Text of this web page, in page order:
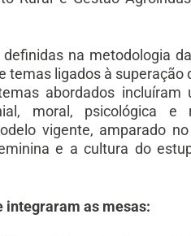
na metodologia
temas ligados à
abordados
moral, psicológica
vigente, amparado
e a cultura do
integraram as mesas: